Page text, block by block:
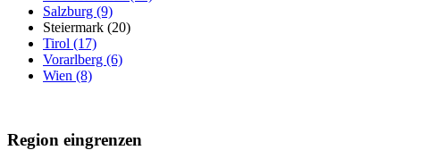
Salzburg (9)
Steiermark (20)
Tirol (17)
Vorarlberg (6)
Wien (8)
Region eingrenzen